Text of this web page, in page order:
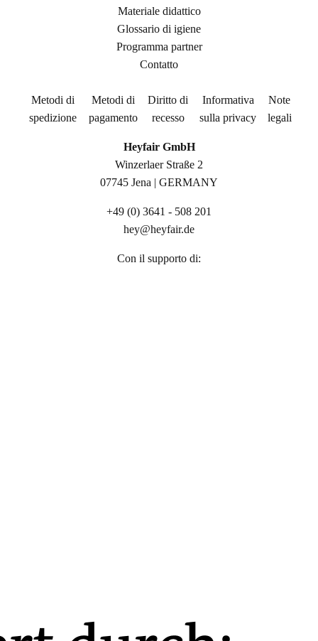
Materiale didattico
Glossario di igiene
Programma partner
Contatto
Metodi di
spedizione
Metodi di
pagamento
Diritto di
recesso
Informativa
sulla privacy
Note
legali
Heyfair GmbH
Winzerlaer Straße 2
07745 Jena | GERMANY
+49 (0) 3641 - 508 201
hey@heyfair.de
Con il supporto di: